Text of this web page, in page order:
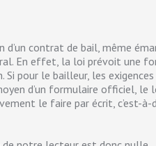
contrat de bail, même
En effet, la loi prévoit une
pour le bailleur, les
d’un formulaire officiel, le
le faire par écrit, c’est-à-